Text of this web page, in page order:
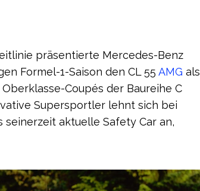
präsentierte Mercedes-Benz
Formel-1-Saison den CL 55 AMG als
Coupés der Baureihe C
Supersportler lehnt sich bei
seinerzeit aktuelle Safety Car an,